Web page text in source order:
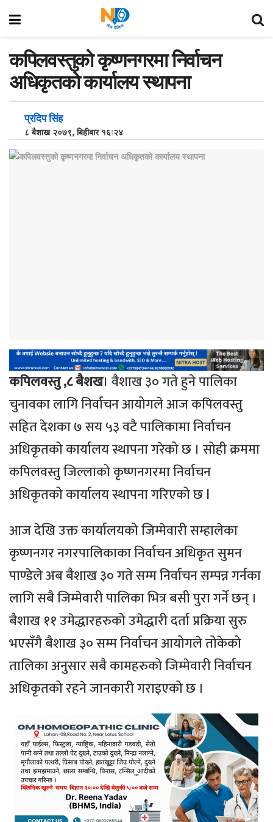
कपिलवस्तुको कृष्णनगरमा निर्वाचन
अधिकृतको कार्यालय स्थापना
प्रदिप सिंह
८ बैशाख २०७९, बिहीबार १६:२४
कपिलवस्तु ,८ बैशख। वैशाख ३० गते हुने पालिका
चुनावका लागि निर्वाचन आयोगले आज कपिलवस्तु
सहित देशका ७ सय ५३ वटै पालिकामा निर्वाचन
अधिकृतको कार्यालय स्थापना गरेको छ । सोही क्रममा
कपिलवस्तु जिल्लाको कृष्णनगरमा निर्वाचन
अधिकृतको कार्यालय स्थापना गरिएको छ l
आज देखि उक्त कार्यालयको जिम्मेवारी सम्हालेका
कृष्णनगर नगरपालिकाका निर्वाचन अधिकृत सुमन
पाण्डेले अब बैशाख ३० गते सम्म निर्वाचन सम्पन्न गर्नका
लागि सबै जिम्मेवारी पालिका भित्र बसी पुरा गर्ने छन् ।
बैशाख ११ उमेद्धारहरुको उमेद्धारी दर्ता प्रक्रिया सुरु
भएसँगै बैशाख ३० सम्म निर्वाचन आयोगले तोकेको
तालिका अनुसार सबै कामहरुको जिम्मेवारी निर्वाचन
अधिकृतको रहने जानकारी गराइएको छ ।